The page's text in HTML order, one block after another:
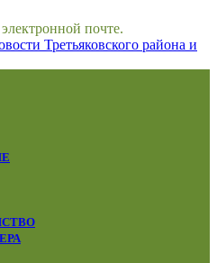
почте.
Третьяковского района и